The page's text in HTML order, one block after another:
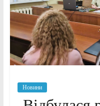
Новини